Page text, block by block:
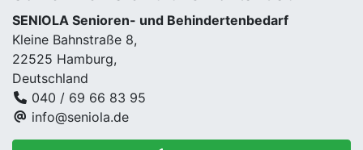
SENIOLA Senioren- und Behindertenbedarf
Kleine Bahnstraße 8,
22525 Hamburg,
Deutschland
040 / 69 66 83 95
info@seniola.de